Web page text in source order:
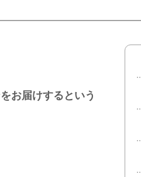
お届けするという